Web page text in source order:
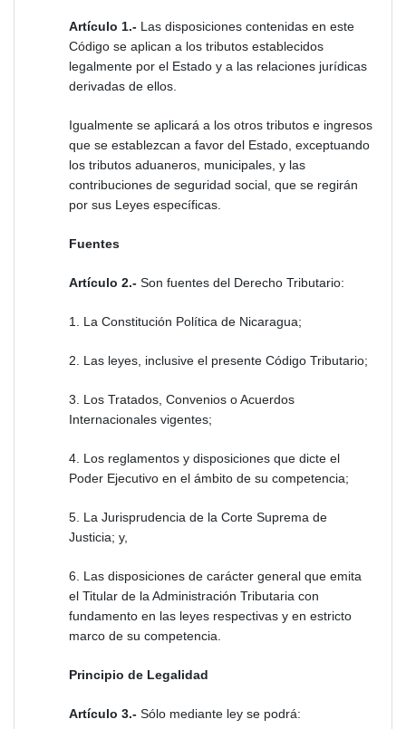
Artículo 1.- Las disposiciones contenidas en este
Código se aplican a los tributos establecidos
legalmente por el Estado y a las relaciones jurídicas
derivadas de ellos.
Igualmente se aplicará a los otros tributos e ingresos
que se establezcan a favor del Estado, exceptuando
los tributos aduaneros, municipales, y las
contribuciones de seguridad social, que se regirán
por sus Leyes específicas.
Fuentes
Artículo 2.- Son fuentes del Derecho Tributario:
1. La Constitución Política de Nicaragua;
2. Las leyes, inclusive el presente Código Tributario;
3. Los Tratados, Convenios o Acuerdos
Internacionales vigentes;
4. Los reglamentos y disposiciones que dicte el
Poder Ejecutivo en el ámbito de su competencia;
5. La Jurisprudencia de la Corte Suprema de
Justicia; y,
6. Las disposiciones de carácter general que emita
el Titular de la Administración Tributaria con
fundamento en las leyes respectivas y en estricto
marco de su competencia.
Principio de Legalidad
Artículo 3.- Sólo mediante ley se podrá: